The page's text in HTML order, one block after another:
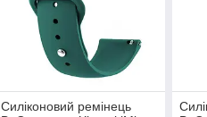
Силіконовий ремінець